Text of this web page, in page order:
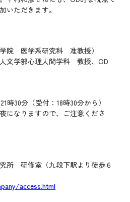
いただきます。
院 医学系研究科 准教授）
文学部心理人間学科 教授、OD
時30分（受付：18時30分から）
になりますので、ご注意くださ
所 研修室（九段下駅より徒歩６
access.html